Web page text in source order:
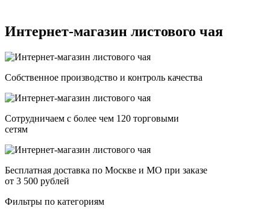
Интернет-магазин листового чая
Собственное производство и контроль качества
Сотрудничаем с более чем 120 торговыми
сетям
Бесплатная доставка по Москве и МО при заказе
от 3 500 рублей
Фильтры по категориям